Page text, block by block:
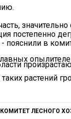
постепенно
пояснили в
растений
КОМИТЕТ ЛЕСНОГО